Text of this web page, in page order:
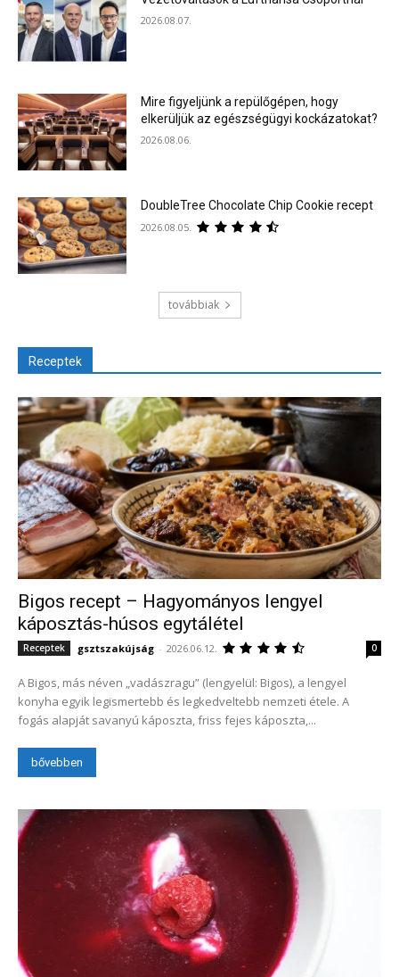
2026.08.07.
Mire figyeljünk a repülőgépen, hogy
elkerüljük az egészségügyi kockázatokat?
2026.08.06.
DoubleTree Chocolate Chip Cookie recept
2026.08.05.
továbbiak
Receptek
Bigos recept – Hagyományos lengyel
káposztás-húsos egytálétel
Receptek gsztszakújság - 2026.06.12. 0
A Bigos, más néven „vadászragu” (lengyelül: Bigos), a lengyel
konyha egyik legismertebb és legkedveltebb nemzeti étele. A
fogás alapját savanyú káposzta, friss fejes káposzta,...
bővebben